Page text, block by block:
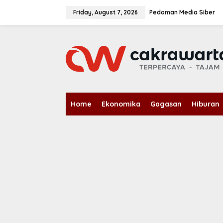
Friday, August 7, 2026 Pedoman Media Siber
Home Ekonomika Gagasan Hiburan